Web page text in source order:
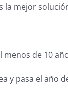
la mejor
menos de 10
y pasa el año